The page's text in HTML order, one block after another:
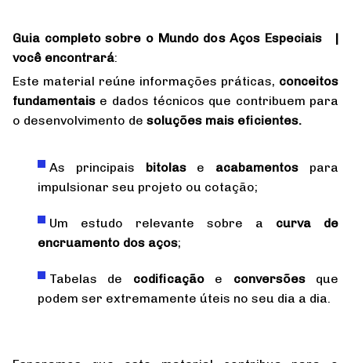
Guia completo sobre o Mundo dos Aços Especiais |
você encontrará:
Este material reúne informações práticas, conceitos
fundamentais e dados técnicos que contribuem para
o desenvolvimento de soluções mais eficientes.
As principais bitolase acabamentos para
impulsionar seu projeto ou cotação;
Um estudo relevante sobre a curva de
encruamento dos aços;
Tabelas de codificaçãoe conversõesque
podem ser extremamente úteis no seu dia a dia.